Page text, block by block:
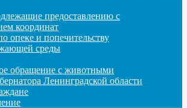
предоставлению с
координат
опеке и попечительству
среды
обращение с животными
Ленинградской области